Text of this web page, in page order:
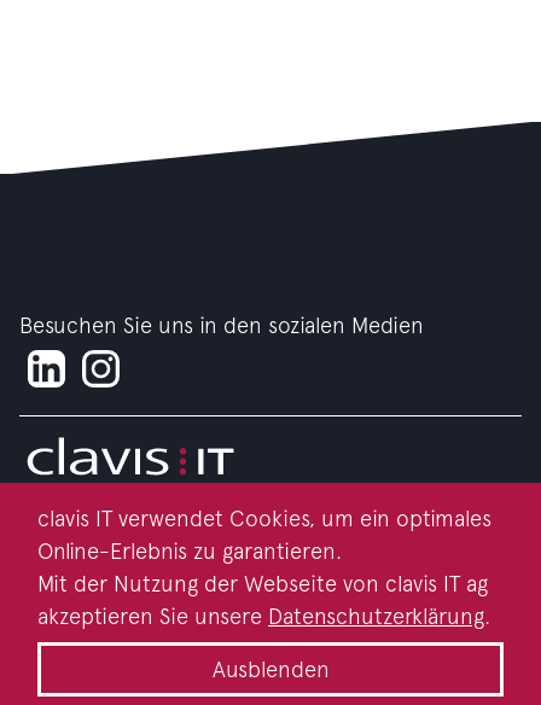
Besuchen Sie uns in den sozialen Medien
Impressum
Datenschutz
Kontakt
clavis IT verwendet Cookies, um ein optimales
Online-Erlebnis zu garantieren.
Mit der Nutzung der Webseite von clavis IT ag
akzeptieren Sie unsere Datenschutzerklärung.
Ausblenden